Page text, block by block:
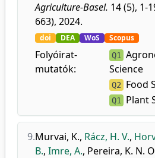
Agriculture-Basel. 14 (5), 1-
663), 2024.
doi DEA WoS Scopus
Folyóirat-
mutatók:
Q1
Science
Q2 Food
Q1 Plant
9.Murvai, K., Rácz, H. V.,
B., Imre, A., Pereira, K. N.